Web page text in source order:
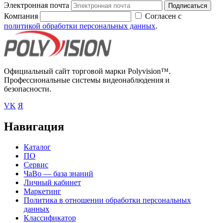
Электронная почта Подписаться
Компания
Согласен с
политикой обработки персональных данных.
Официальный сайт торговой марки Polyvision™.
Профессиональные системы видеонаблюдения и
безопасности.
VK Я
Навигация
Каталог
ПО
Сервис
ЧаВо — база знаний
Личный кабинет
Маркетинг
Политика в отношении обработки персональных
данных
Классификатор